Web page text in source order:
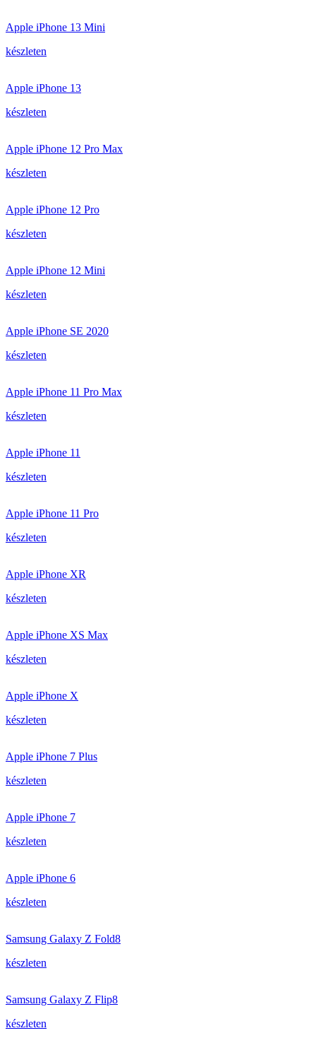
Apple iPhone 13 Mini
készleten
Apple iPhone 13
készleten
Apple iPhone 12 Pro Max
készleten
Apple iPhone 12 Pro
készleten
Apple iPhone 12 Mini
készleten
Apple iPhone SE 2020
készleten
Apple iPhone 11 Pro Max
készleten
Apple iPhone 11
készleten
Apple iPhone 11 Pro
készleten
Apple iPhone XR
készleten
Apple iPhone XS Max
készleten
Apple iPhone X
készleten
Apple iPhone 7 Plus
készleten
Apple iPhone 7
készleten
Apple iPhone 6
készleten
Samsung Galaxy Z Fold8
készleten
Samsung Galaxy Z Flip8
készleten